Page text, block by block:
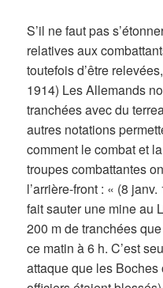
S’il ne faut pas
relatives aux
toutefois d’être
1914) Les Allemands
tranchées avec du
autres notations
comment le combat et
troupes combattantes
l’arrière-front : « (8
fait sauter une mine au
200 m de tranchées
ce matin à 6 h. C’est
attaque que les